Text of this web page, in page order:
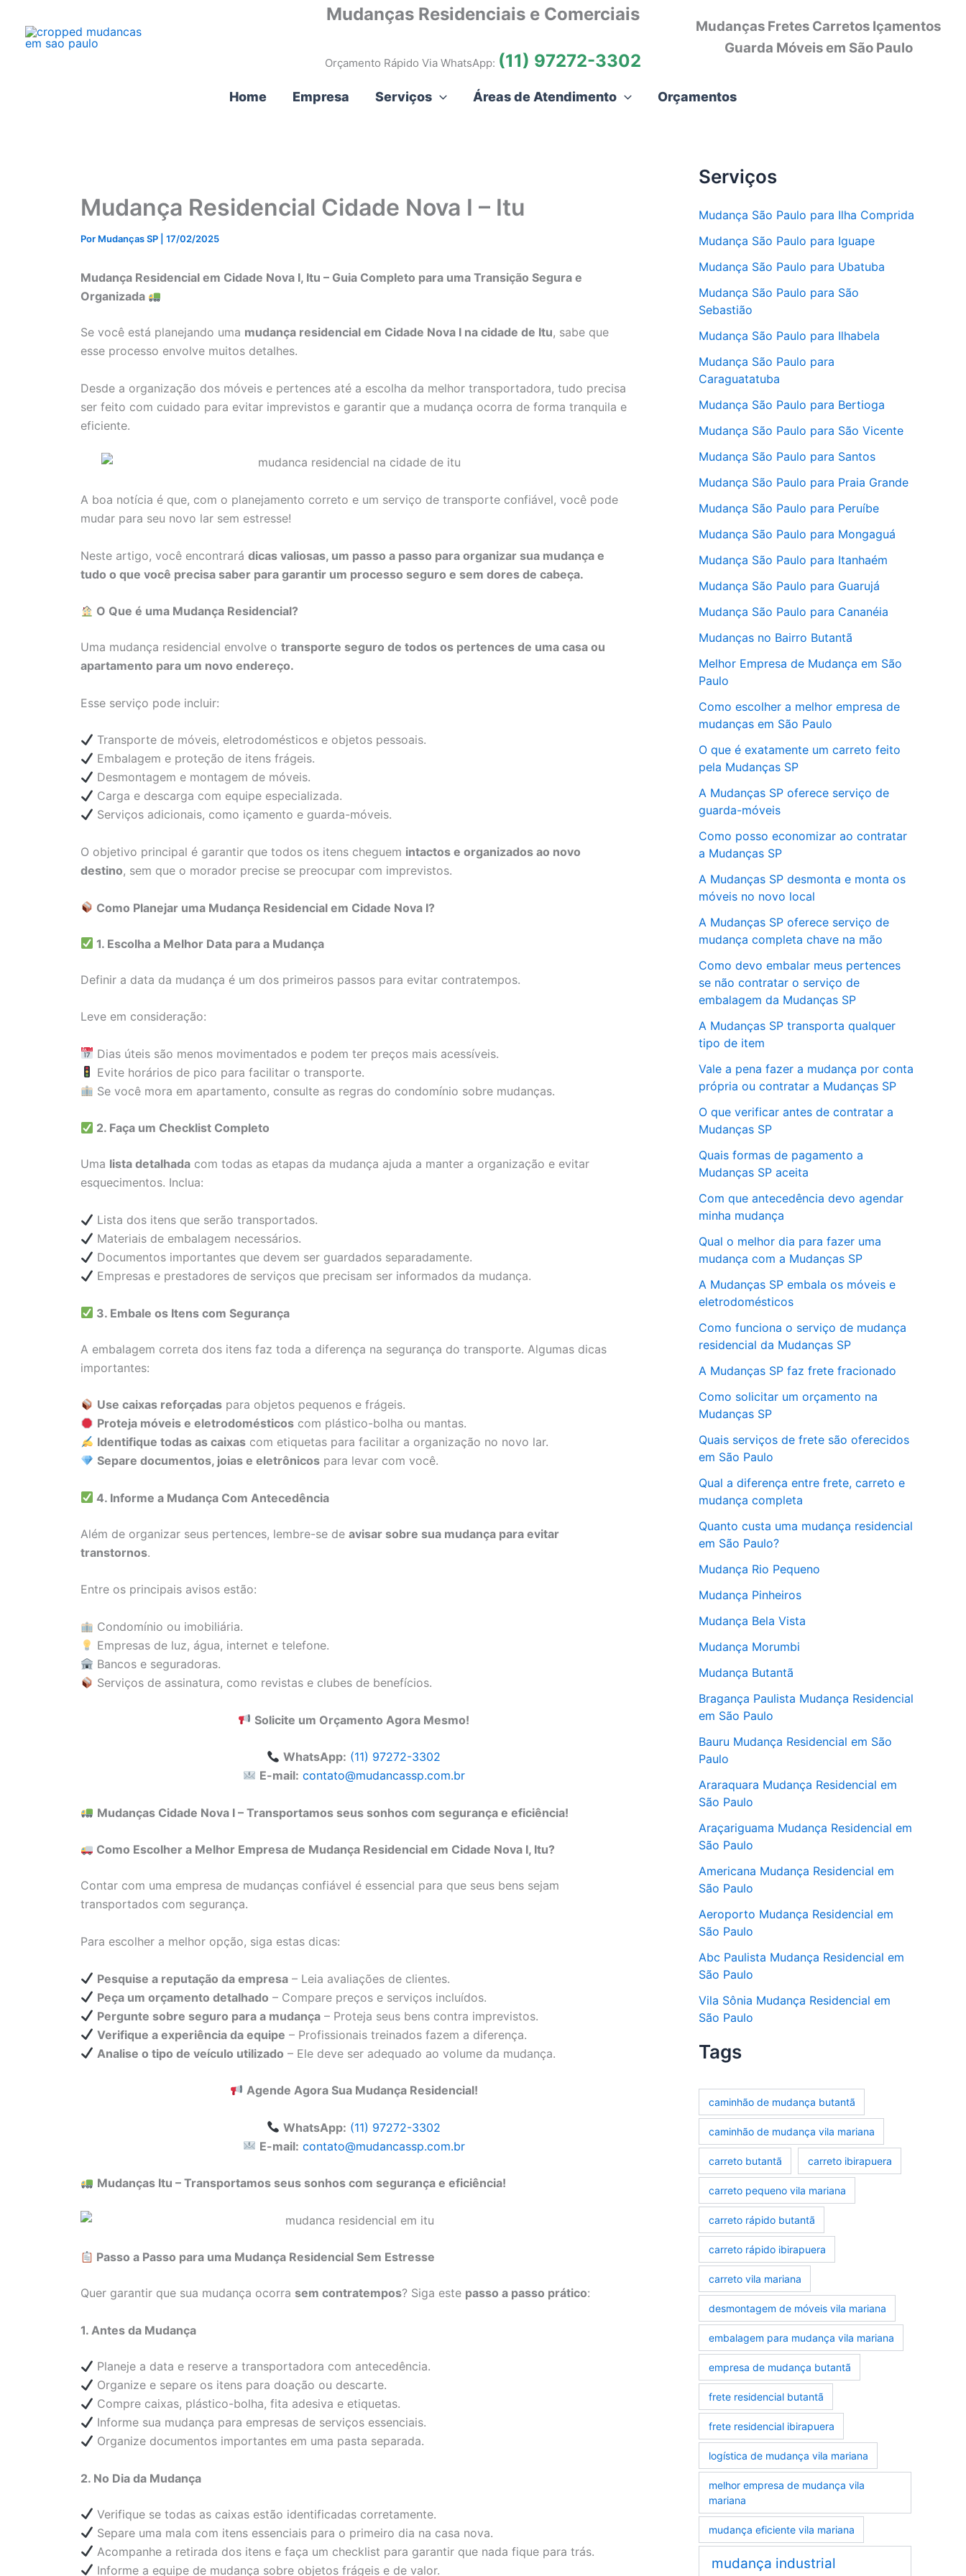
Mudanças Residenciais e Comerciais
Orçamento Rápido Via WhatsApp: (11) 97272-3302
Mudanças Fretes Carretos Içamentos
Guarda Móveis em São Paulo
Home Empresa Serviços Áreas de Atendimento Orçamentos
Mudança Residencial Cidade Nova I – Itu
Por Mudanças SP 17/02/2025
Mudança Residencial em Cidade Nova I, Itu – Guia Completo para uma Transição Segura e
Organizada
Se você está planejando uma mudança residencial em Cidade Nova I na cidade de Itu, sabe que
esse processo envolve muitos detalhes.
Desde a organização dos móveis e pertences até a escolha da melhor transportadora, tudo precisa
ser feito com cuidado para evitar imprevistos e garantir que a mudança ocorra de forma tranquila e
eficiente.
A boa notícia é que, com o planejamento correto e um serviço de transporte confiável, você pode
mudar para seu novo lar sem estresse!
Neste artigo, você encontrará dicas valiosas, um passo a passo para organizar sua mudança e
tudo o que você precisa saber para garantir um processo seguro e sem dores de cabeça.
O Que é uma Mudança Residencial?
Uma mudança residencial envolve o transporte seguro de todos os pertences de uma casa ou
apartamento para um novo endereço.
Esse serviço pode incluir:
Transporte de móveis, eletrodomésticos e objetos pessoais.
Embalagem e proteção de itens frágeis.
Desmontagem e montagem de móveis.
Carga e descarga com equipe especializada.
Serviços adicionais, como içamento e guarda-móveis.
O objetivo principal é garantir que todos os itens cheguem intactos e organizados ao novo
destino, sem que o morador precise se preocupar com imprevistos.
Como Planejar uma Mudança Residencial em Cidade Nova I?
1. Escolha a Melhor Data para a Mudança
Definir a data da mudança é um dos primeiros passos para evitar contratempos.
Leve em consideração:
Dias úteis são menos movimentados e podem ter preços mais acessíveis.
Evite horários de pico para facilitar o transporte.
Se você mora em apartamento, consulte as regras do condomínio sobre mudanças.
2. Faça um Checklist Completo
Uma lista detalhada com todas as etapas da mudança ajuda a manter a organização e evitar
esquecimentos. Inclua:
Lista dos itens que serão transportados.
Materiais de embalagem necessários.
Documentos importantes que devem ser guardados separadamente.
Empresas e prestadores de serviços que precisam ser informados da mudança.
3. Embale os Itens com Segurança
A embalagem correta dos itens faz toda a diferença na segurança do transporte. Algumas dicas
importantes:
Use caixas reforçadas para objetos pequenos e frágeis.
Proteja móveis e eletrodomésticos com plástico-bolha ou mantas.
Identifique todas as caixas com etiquetas para facilitar a organização no novo lar.
Separe documentos, joias e eletrônicos para levar com você.
4. Informe a Mudança Com Antecedência
Além de organizar seus pertences, lembre-se de avisar sobre sua mudança para evitar
transtornos.
Entre os principais avisos estão:
Condomínio ou imobiliária.
Empresas de luz, água, internet e telefone.
Bancos e seguradoras.
Serviços de assinatura, como revistas e clubes de benefícios.
Solicite um Orçamento Agora Mesmo!
WhatsApp: (11) 97272-3302
E-mail: contato@mudancassp.com.br
Mudanças Cidade Nova I – Transportamos seus sonhos com segurança e eficiência!
Como Escolher a Melhor Empresa de Mudança Residencial em Cidade Nova I, Itu?
Contar com uma empresa de mudanças confiável é essencial para que seus bens sejam
transportados com segurança.
Para escolher a melhor opção, siga estas dicas:
Pesquise a reputação da empresa – Leia avaliações de clientes.
Peça um orçamento detalhado – Compare preços e serviços incluídos.
Pergunte sobre seguro para a mudança – Proteja seus bens contra imprevistos.
Verifique a experiência da equipe – Profissionais treinados fazem a diferença.
Analise o tipo de veículo utilizado – Ele deve ser adequado ao volume da mudança.
Agende Agora Sua Mudança Residencial!
WhatsApp: (11) 97272-3302
E-mail: contato@mudancassp.com.br
Mudanças Itu – Transportamos seus sonhos com segurança e eficiência!
Passo a Passo para uma Mudança Residencial Sem Estresse
Quer garantir que sua mudança ocorra sem contratempos? Siga este passo a passo prático:
1. Antes da Mudança
Planeje a data e reserve a transportadora com antecedência.
Organize e separe os itens para doação ou descarte.
Compre caixas, plástico-bolha, fita adesiva e etiquetas.
Informe sua mudança para empresas de serviços essenciais.
Organize documentos importantes em uma pasta separada.
2. No Dia da Mudança
Verifique se todas as caixas estão identificadas corretamente.
Separe uma mala com itens essenciais para o primeiro dia na casa nova.
Acompanhe a retirada dos itens e faça um checklist para garantir que nada fique para trás.
Informe a equipe de mudança sobre objetos frágeis e de valor.
Serviços
Mudança São Paulo para Ilha Comprida
Mudança São Paulo para Iguape
Mudança São Paulo para Ubatuba
Mudança São Paulo para São
Sebastião
Mudança São Paulo para Ilhabela
Mudança São Paulo para
Caraguatatuba
Mudança São Paulo para Bertioga
Mudança São Paulo para São Vicente
Mudança São Paulo para Santos
Mudança São Paulo para Praia Grande
Mudança São Paulo para Peruíbe
Mudança São Paulo para Mongaguá
Mudança São Paulo para Itanhaém
Mudança São Paulo para Guarujá
Mudança São Paulo para Cananéia
Mudanças no Bairro Butantã
Melhor Empresa de Mudança em São
Paulo
Como escolher a melhor empresa de
mudanças em São Paulo
O que é exatamente um carreto feito
pela Mudanças SP
A Mudanças SP oferece serviço de
guarda-móveis
Como posso economizar ao contratar
a Mudanças SP
A Mudanças SP desmonta e monta os
móveis no novo local
A Mudanças SP oferece serviço de
mudança completa chave na mão
Como devo embalar meus pertences
se não contratar o serviço de
embalagem da Mudanças SP
A Mudanças SP transporta qualquer
tipo de item
Vale a pena fazer a mudança por conta
própria ou contratar a Mudanças SP
O que verificar antes de contratar a
Mudanças SP
Quais formas de pagamento a
Mudanças SP aceita
Com que antecedência devo agendar
minha mudança
Qual o melhor dia para fazer uma
mudança com a Mudanças SP
A Mudanças SP embala os móveis e
eletrodomésticos
Como funciona o serviço de mudança
residencial da Mudanças SP
A Mudanças SP faz frete fracionado
Como solicitar um orçamento na
Mudanças SP
Quais serviços de frete são oferecidos
em São Paulo
Qual a diferença entre frete, carreto e
mudança completa
Quanto custa uma mudança residencial
em São Paulo?
Mudança Rio Pequeno
Mudança Pinheiros
Mudança Bela Vista
Mudança Morumbi
Mudança Butantã
Bragança Paulista Mudança Residencial
em São Paulo
Bauru Mudança Residencial em São
Paulo
Araraquara Mudança Residencial em
São Paulo
Araçariguama Mudança Residencial em
São Paulo
Americana Mudança Residencial em
São Paulo
Aeroporto Mudança Residencial em
São Paulo
Abc Paulista Mudança Residencial em
São Paulo
Vila Sônia Mudança Residencial em
São Paulo
Tags
caminhão de mudança butantã
caminhão de mudança vila mariana
carreto butantã carreto ibirapuera
carreto pequeno vila mariana
carreto rápido butantã
carreto rápido ibirapuera
carreto vila mariana
desmontagem de móveis vila mariana
embalagem para mudança vila mariana
empresa de mudança butantã
frete residencial butantã
frete residencial ibirapuera
logística de mudança vila mariana
melhor empresa de mudança vila
mariana
mudança eficiente vila mariana
mudança industrial